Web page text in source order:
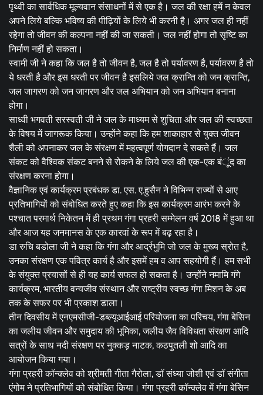
पृथ्वी का सार्वधिक मूल्यवान संसाधनों में से एक है। जल की रक्षा हमें न केवल
अपने लिये बल्कि भविष्य की पीढ़ियों के लिये भी करनी है। अगर जल ही नहीं
रहेगा तो जीवन की कल्पना नहीं की जा सकती। जल नहीं होगा तो सृष्टि का
निर्माण नहीं हो सकता।
स्वामी जी ने कहा कि जल है तो जीवन है, जल है तो पर्यावरण है, पर्यावरण है तो
ये धरती है और इस धरती पर जीवन है इसलिये जल क्रान्ति को जन क्रान्ति,
जल जागरण को जन जागरण और जल अभियान को जन अभियान बनाना
होगा।
साध्वी भगवती सरस्वती जी ने जल के माध्यम से शुचिता और जल की स्वच्छता
के विषय में जागरूक किया। उन्होंने कहा कि हम शाकाहार से युक्त जीवन
शैली को अपनाकर जल के संरक्षण में महत्वपूर्ण योगदान दे सकते हैं। जल
संकट को वैश्विक संकट बनने से रोकने के लिये जल की एक-एक बंूंद का
संरक्षण करना होगा।
वैज्ञानिक एवं कार्यक्रम प्रबंधक डा. एस. ए.हुसैन ने विभिन्न राज्यों से आए
प्रतिभागियों को संबोधित करते हुए कहा कि इस कार्यक्रम आरंभ करने के
पश्चात परमार्थ निकेतन में ही प्रथम गंगा प्रहरी सम्मेलन वर्ष 2018 में हुआ था
और आज यह जनमानस के एक कारवां के रूप में बढ़ रहा है।
डा रुचि बडोला जी ने कहा कि गंगा और आर्द्रभुमि जो जल के मुख्य स्रोत है,
उनका संरक्षण एक पवित्र कार्य है और इसमें हम व आप सहयोगी हैं। हम सभी
के संयुक्त प्रयासों से ही यह कार्य सफल हो सकता है। उन्होंने नमामि गंगे
कार्यक्रम, भारतीय वन्यजीव संस्थान और राष्ट्रीय स्वच्छ गंगा मिशन के अब
तक के सफर पर भी प्रकाश डाला।
तीन दिवसीय में एनएमसीजी-डब्ल्यूआईआई परियोजना का परिचय, गंगा बेसिन
का जलीय जीवन और समुदाय की भूमिका, जलीय जैव विविधता संरक्षण आदि
सत्रों के साथ नदी संरक्षण पर नुक्कड़ नाटक, कठपुतली शो आदि का
आयोजन किया गया।
गंगा प्रहरी कॉन्क्लेव को श्रीमती गीता गैरोला, डॉ संध्या जोशी एवं डॉ संगीता
एंगोम ने प्रतिभागियों को संबोधित किया। गंगा प्रहरी कॉन्क्लेव में गंगा बेसिन